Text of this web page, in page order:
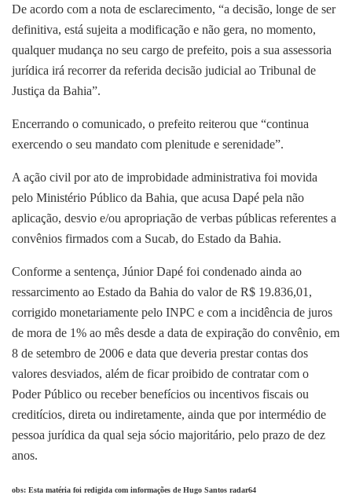
De acordo com a nota de esclarecimento, “a decisão, longe de ser
definitiva, está sujeita a modificação e não gera, no momento,
qualquer mudança no seu cargo de prefeito, pois a sua assessoria
jurídica irá recorrer da referida decisão judicial ao Tribunal de
Justiça da Bahia”.
Encerrando o comunicado, o prefeito reiterou que “continua
exercendo o seu mandato com plenitude e serenidade”.
A ação civil por ato de improbidade administrativa foi movida
pelo Ministério Público da Bahia, que acusa Dapé pela não
aplicação, desvio e/ou apropriação de verbas públicas referentes a
convênios firmados com a Sucab, do Estado da Bahia.
Conforme a sentença, Júnior Dapé foi condenado ainda ao
ressarcimento ao Estado da Bahia do valor de R$ 19.836,01,
corrigido monetariamente pelo INPC e com a incidência de juros
de mora de 1% ao mês desde a data de expiração do convênio, em
8 de setembro de 2006 e data que deveria prestar contas dos
valores desviados, além de ficar proibido de contratar com o
Poder Público ou receber benefícios ou incentivos fiscais ou
creditícios, direta ou indiretamente, ainda que por intermédio de
pessoa jurídica da qual seja sócio majoritário, pelo prazo de dez
anos.
obs: Esta matéria foi redigida com informações de Hugo Santos radar64